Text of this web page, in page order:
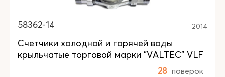
58362-14 2014
Счетчики холодной и горячей воды
крыльчатые торговой марки "VALTEC" VLF
28 поверок